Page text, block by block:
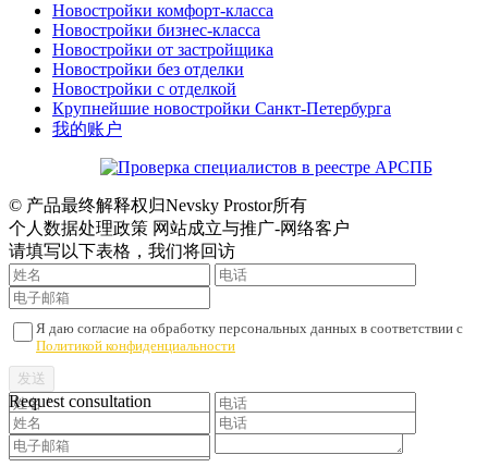
Новостройки комфорт-класса
Новостройки бизнес-класса
Новостройки от застройщика
Новостройки без отделки
Новостройки с отделкой
Крупнейшие новостройки Санкт-Петербурга
我的账户
© 产品最终解释权归Nevsky Prostor所有
个人数据处理政策 网站成立与推广-网络客户
请填写以下表格，我们将回访
Я даю согласие на обработку персональных данных в соответствии с
Политикой конфиденциальности
Request consultation